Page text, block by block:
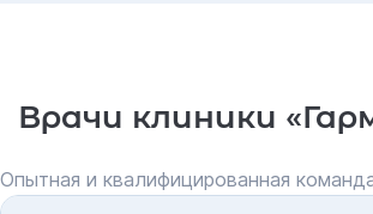
Врачи клиники
Опытная и квалифицированная